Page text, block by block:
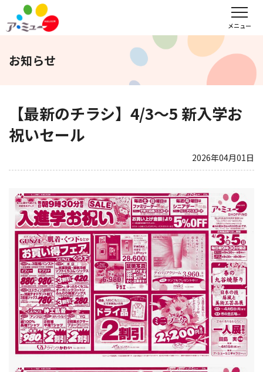
メニュー
フロアガイド レンタル会議室予約
サンキュー
福野タウンホテル
WEBチラシ アクセス 営業時間・定休日
会社概要 求人情報 お問い合わせ
お知らせ
【最新のチラシ】4/3～5 新入学お
祝いセール
2026年04月01日